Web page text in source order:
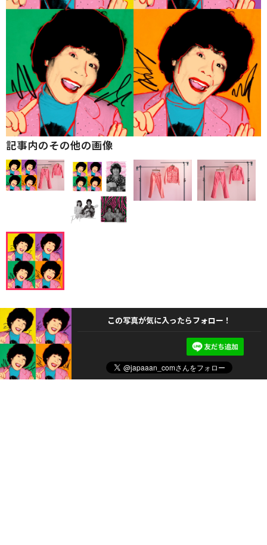
記事内のその他の画像
この写真が気に入ったらフォロー！